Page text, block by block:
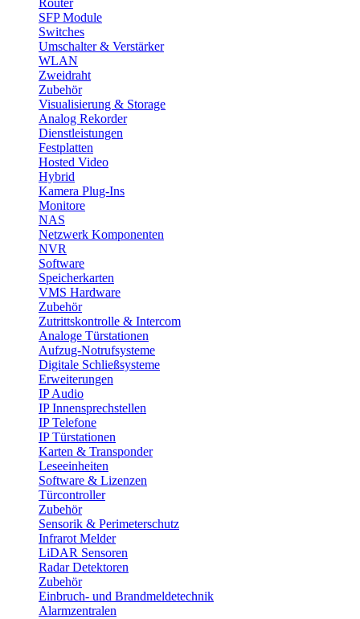
SFP Module
Switches
Umschalter & Verstärker
WLAN
Zweidraht
Zubehör
Visualisierung & Storage
Analog Rekorder
Dienstleistungen
Festplatten
Hosted Video
Hybrid
Kamera Plug-Ins
Monitore
NAS
Netzwerk Komponenten
NVR
Software
Speicherkarten
VMS Hardware
Zubehör
Zutrittskontrolle & Intercom
Analoge Türstationen
Aufzug-Notrufsysteme
Digitale Schließsysteme
Erweiterungen
IP Audio
IP Innensprechstellen
IP Telefone
IP Türstationen
Karten & Transponder
Leseeinheiten
Software & Lizenzen
Türcontroller
Zubehör
Sensorik & Perimeterschutz
Infrarot Melder
LiDAR Sensoren
Radar Detektoren
Zubehör
Einbruch- und Brandmeldetechnik
Alarmzentralen